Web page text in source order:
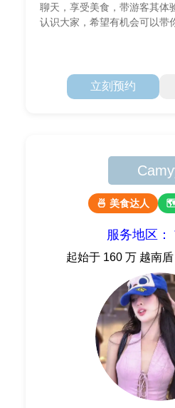
聊天，享受美食，带游客其体
认识大家，希望有机会可以带
立刻预约
🍜 美食达人 🗺
服务地区：
起始于 160 万 越南盾